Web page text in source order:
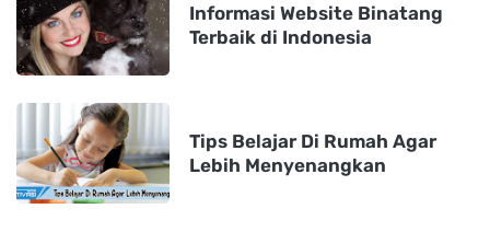
Informasi Website Binatang
Terbaik di Indonesia
Tips Belajar Di Rumah Agar
Lebih Menyenangkan